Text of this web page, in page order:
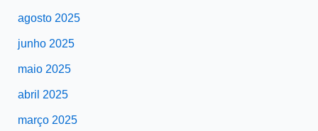
agosto 2025
junho 2025
maio 2025
abril 2025
março 2025